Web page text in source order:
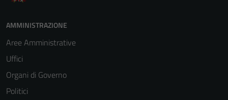
AMMINISTRAZIONE
Aree Amministrative
Uffici
Organi di Governo
Politici